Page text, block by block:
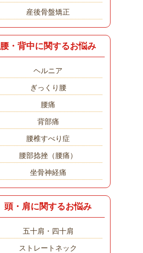
産後骨盤矯正
腰・背中に関するお悩み
ヘルニア
ぎっくり腰
腰痛
背部痛
腰椎すべり症
腰部捻挫（腰痛）
坐骨神経痛
頭・肩に関するお悩み
五十肩・四十肩
ストレートネック